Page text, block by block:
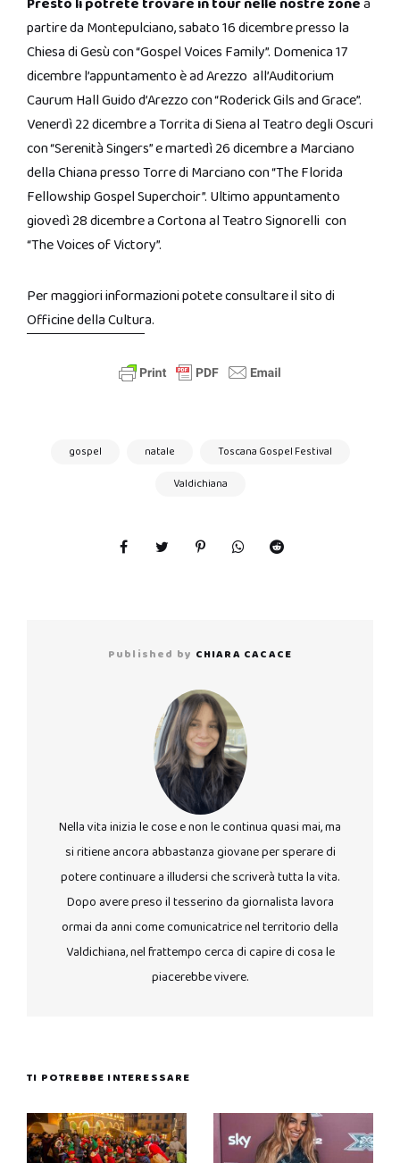
partire da Montepulciano, sabato 16 dicembre presso la
Chiesa di Gesù con “Gospel Voices Family”. Domenica 17
dicembre l’appuntamento è ad Arezzo all’Auditorium
Caurum Hall Guido d’Arezzo con “Roderick Gils and Grace”.
Venerdì 22 dicembre a Torrita di Siena al Teatro degli Oscuri
con “Serenità Singers” e martedì 26 dicembre a Marciano
della Chiana presso Torre di Marciano con “The Florida
Fellowship Gospel Superchoir”. Ultimo appuntamento
giovedì 28 dicembre a Cortona al Teatro Signorelli con
“The Voices of Victory”.
Per maggiori informazioni potete consultare il sito di
Officine della Cultura.
gospel natale
Toscana Gospel Festival
Valdichiana
Published by CHIARA CACACE
Nella vita inizia le cose e non le continua quasi mai, ma
si ritiene ancora abbastanza giovane per sperare di
potere continuare a illudersi che scriverà tutta la vita.
Dopo avere preso il tesserino da giornalista lavora
ormai da anni come comunicatrice nel territorio della
Valdichiana, nel frattempo cerca di capire di cosa le
piacerebbe vivere.
TI POTREBBE INTERESSARE